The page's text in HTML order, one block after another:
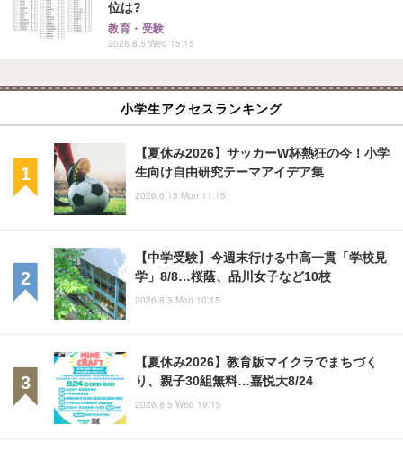
位は?
教育・受験
2026.8.5 Wed 15:15
小学生アクセスランキング
【夏休み2026】サッカーW杯熱狂の今！小学
生向け自由研究テーマアイデア集
2026.6.15 Mon 11:15
【中学受験】今週末行ける中高一貫「学校見
学」8/8…桜蔭、品川女子など10校
2026.8.3 Mon 10:15
【夏休み2026】教育版マイクラでまちづく
り、親子30組無料…嘉悦大8/24
2026.8.5 Wed 19:15